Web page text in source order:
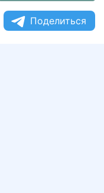
Поделиться